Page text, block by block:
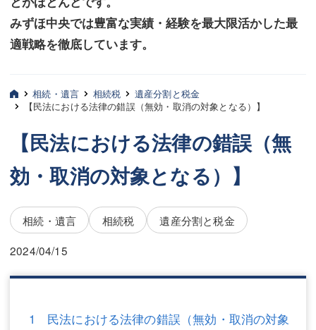
お客様へ
みずほ中央の特長・実質編
弁護士紹介
三平 聡史
桶川 聡
三平 隆史
吉元 優仁
小川 祐
みずほ中央では豊富な実績・経験を最大限活かした最
適戦略を徹底しています。
お客様へ
みずほ中央の特長・実質編
弁護士紹介
三平 聡史
桶川 聡
三平 隆史
吉元 優仁
弁護士費用
相続・遺言 相続税
遺産分割と税金
【民法における法律の錯誤（無効・取消の対象となる）】
【民法における法律の錯誤（無
効・取消の対象となる）】
相続・遺言 相続税
遺産分割と税金
2024/04/15
1 民法における法律の錯誤（無効・取消の対象